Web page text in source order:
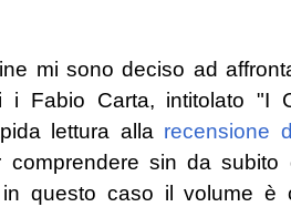
mi sono deciso ad
i Fabio Carta, intitolato "I
lettura alla recensione
comprendere sin da subito
in questo caso il volume è